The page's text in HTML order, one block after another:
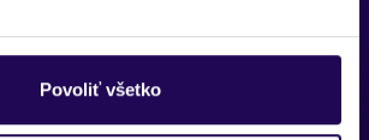
Povoliť všetko
viac informácii? Sme tu